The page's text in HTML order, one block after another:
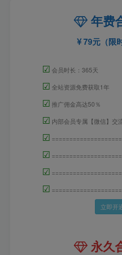
年费
79元（限
☑ 会员时长：365天
☑ 全站资源免费获取1年
☑ 推广佣金高达50％
☑ 内部会员专属【微信】交
☑
☑
☑
☑
立即开
永久